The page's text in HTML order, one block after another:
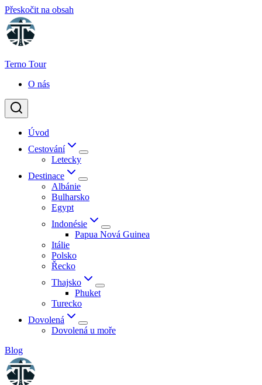
Přeskočit na obsah
Terno Tour
O nás
Úvod
Cestování
Letecky
Destinace
Albánie
Bulharsko
Egypt
Indonésie
Papua Nová Guinea
Itálie
Polsko
Řecko
Thajsko
Phuket
Turecko
Dovolená
Dovolená u moře
Blog